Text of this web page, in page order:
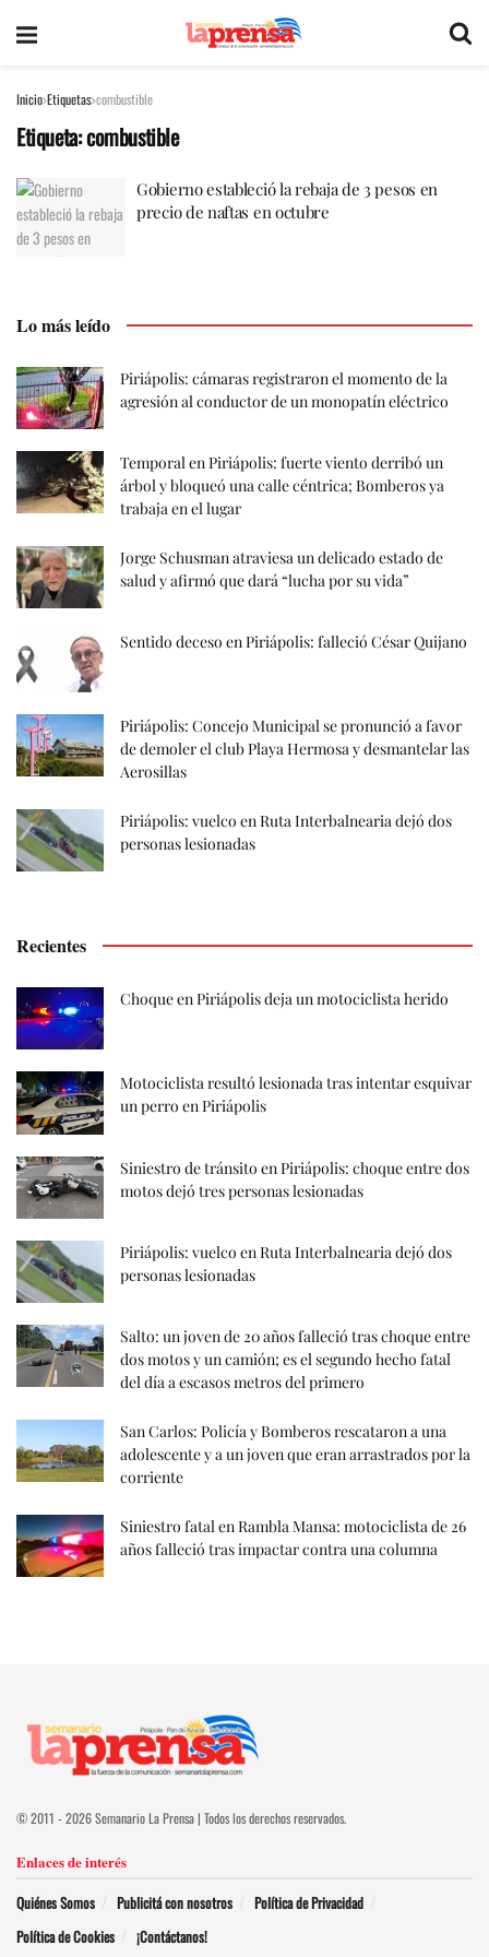
Inicio Etiquetas combustible
Etiqueta:combustible
Gobierno estableció la rebaja de 3 pesos en
precio de naftas en octubre
Lo más leído
Piriápolis: cámaras registraron el momento de la
agresión al conductor de un monopatín eléctrico
Temporal en Piriápolis: fuerte viento derribó un
árbol y bloqueó una calle céntrica; Bomberos ya
trabaja en el lugar
Jorge Schusman atraviesa un delicado estado de
salud y afirmó que dará “lucha por su vida”
Sentido deceso en Piriápolis: falleció César Quijano
Piriápolis: Concejo Municipal se pronunció a favor
de demoler el club Playa Hermosa y desmantelar las
Aerosillas
Piriápolis: vuelco en Ruta Interbalnearia dejó dos
personas lesionadas
Recientes
Choque en Piriápolis deja un motociclista herido
Motociclista resultó lesionada tras intentar esquivar
un perro en Piriápolis
Siniestro de tránsito en Piriápolis: choque entre dos
motos dejó tres personas lesionadas
Piriápolis: vuelco en Ruta Interbalnearia dejó dos
personas lesionadas
Salto: un joven de 20 años falleció tras choque entre
dos motos y un camión; es el segundo hecho fatal
del día a escasos metros del primero
San Carlos: Policía y Bomberos rescataron a una
adolescente y a un joven que eran arrastrados por la
corriente
Siniestro fatal en Rambla Mansa: motociclista de 26
años falleció tras impactar contra una columna
© 2011 - 2026 Semanario La Prensa | Todos los derechos reservados.
Enlaces de interés
Quiénes Somos Publicitá con nosotros
Política de Privacidad
Política de Cookies
¡Contáctanos!